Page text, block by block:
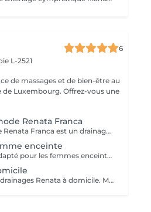
6
L-2521
de massages et de bien-être au
Luxembourg. Offrez-vous une
Renata Franca
Le drainage lymphatique méthode Renata Franca est un drainage lymphatique manuel énergique de tout le corps permettant de relancer activement tout le système lymphatique et la circulation sanguine. Les résultats sont visibles immédiatement et durent dans le temps. Il est conseillé de commencer par des cures de 6 séances rapprochées (disponibles dans notre salon) afin de donner un coup de boost et d'obtenir des résultats par la suite plus durables. Contre indications : phlébites, thromboses, cancer. Renata Franca lymphatic drainage is an energic manual lymphatic drainage of the entire body that will relaunch the entire lymphatic system and vascular circulation. Results are immediatly visibles and are lasting. It is recommanded to start with cures of 6 drainages (available in our page) to boost all systems and have more lasting results. Contra indications : phlebites, thrombosis, cancer.
enceinte
Le drainage Renata Franca mais adapté pour les femmes enceintes avec une attention particulière sur les jambes et en évitant toute la zone du bassin. Le drainage va permettre de soulager la sensation de jambes lourdes liée au poids du bébé. L'entretien fréquent permettra d'éviter un engorgement trop important au cours de la grossesse. Possible à compter du 2eme trimestre de grossesse. Renata Franca Lymphatic drainage designed for pregnant women with a focus on the legs and avoiding the pelvic area. Drainage will help to release the sensation of the heavy legs that will come along the pregnancy with the weight of the baby. Regular drainage will help reducing also the swelling durably. Possible as from the 2nd trimester.
Il est aussi possible de réserver les drainages Renata à domicile. Merci de me contacter afin de convenir d'un RDV dans ce cas. A noter que le tarif peut être ajusté : - gratuit dans les quartiers de Bonnevoie et Howald - 5 euros supplémentaires pour un déplacement dans le reste de Luxembourg ville - à définir au delà de Luxembourg Ville It is also possible to book the drainages at home. Please contact me directly on my phone number.